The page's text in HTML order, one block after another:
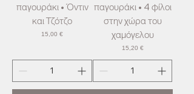
παγουράκι • Όντιν
και Τζότζο
Τιμή
15,00 €
παγουράκι • 4 φίλοι
στην χώρα του
χαμόγελου
Τιμή
15,20 €